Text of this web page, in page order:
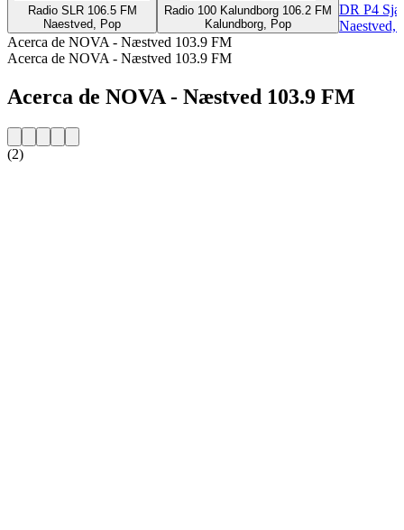
Radio SLR 106.5 FM
Naestved, Pop
Radio 100 Kalundborg 106.2 FM
Kalundborg, Pop
DR P4
Naestved,
Acerca de NOVA - Næstved 103.9 FM
Acerca de NOVA - Næstved 103.9 FM
Acerca de NOVA - Næstved 103.9 FM
(2)